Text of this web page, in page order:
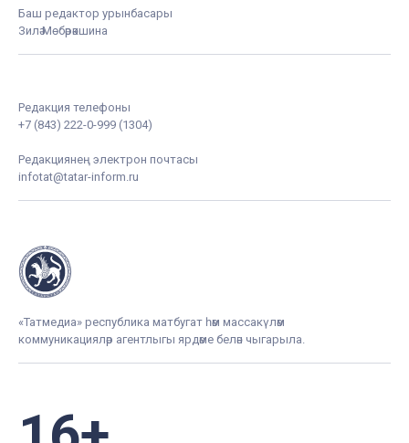
Баш редактор урынбасары
Зилә Мөбәрәкшина
Редакция телефоны
+7 (843) 222-0-999 (1304)
Редакциянең электрон почтасы
infotat@tatar-inform.ru
«Татмедиа» республика матбугат һәм массакүләм
коммуникацияләр агентлыгы ярдәме белән чыгарыла.